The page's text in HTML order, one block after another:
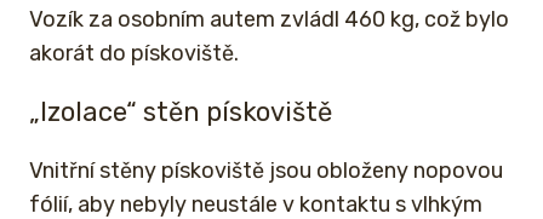
Vozík za osobním autem zvládl 460 kg, což bylo
akorát do pískoviště.
„Izolace“ stěn pískoviště
Vnitřní stěny pískoviště jsou obloženy nopovou
fólií, aby nebyly neustále v kontaktu s vlhkým